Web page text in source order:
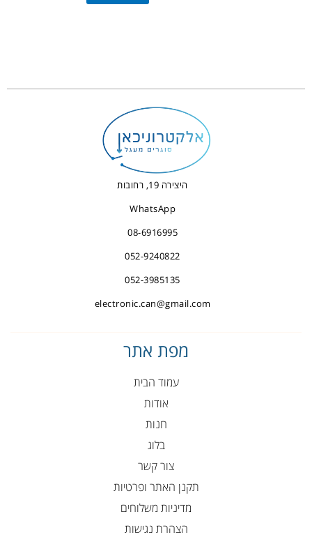
היצירה 19, רחובות
WhatsApp
08-6916995
052-9240822
052-3985135
electronic.can@gmail.com
מפת אתר
עמוד הבית
אודות
חנות
בלוג
צור קשר
תקנן האתר ופרטיות
מדיניות משלוחים
הצהרת נגישות